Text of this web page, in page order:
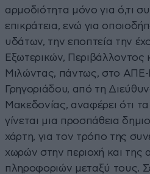
αρμοδιότητα μόνο για ό,τι
επικράτεια, ενώ για
υδάτων, την εποπτεία την
Εξωτερικών, Περιβάλλοντος
Μιλώντας, πάντως, στο
Γρηγοριάδου, από τη
Μακεδονίας, αναφέρει ότι
γίνεται μια προσπάθεια
χάρτη, για τον τρόπο της
χωρών στην περιοχή και της
πληροφοριών μεταξύ τους.